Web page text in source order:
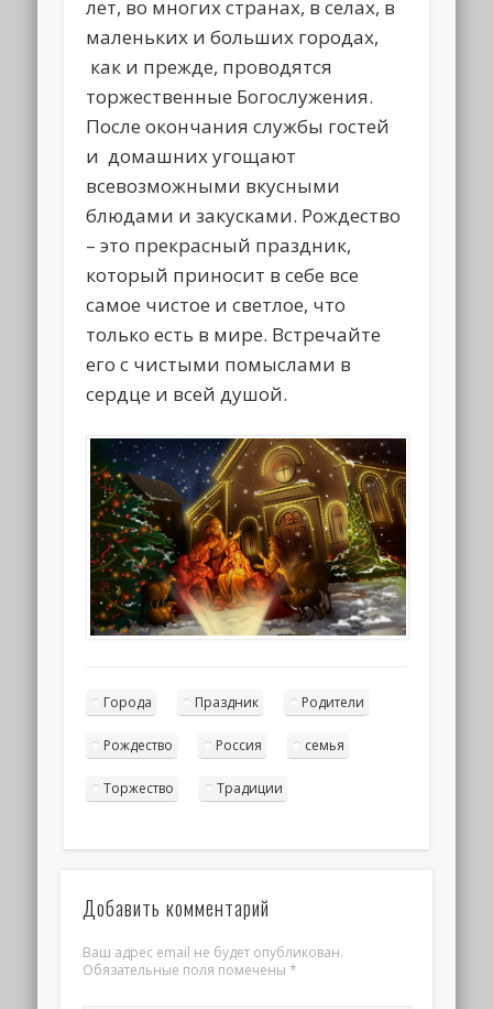
лет, во многих странах, в селах, в
маленьких и больших городах,
как и прежде, проводятся
торжественные Богослужения.
После окончания службы гостей
и домашних угощают
всевозможными вкусными
блюдами и закусками. Рождество
– это прекрасный праздник,
который приносит в себе все
самое чистое и светлое, что
только есть в мире. Встречайте
его с чистыми помыслами в
сердце и всей душой.
Города Праздник Родители
Рождество Россия семья
Торжество Традиции
Добавить комментарий
Ваш адрес email не будет опубликован.
Обязательные поля помечены *